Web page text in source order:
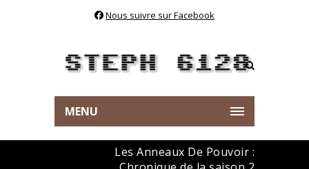
Nous suivre sur Facebook
MENU
Les Anneaux De Pouvoir :